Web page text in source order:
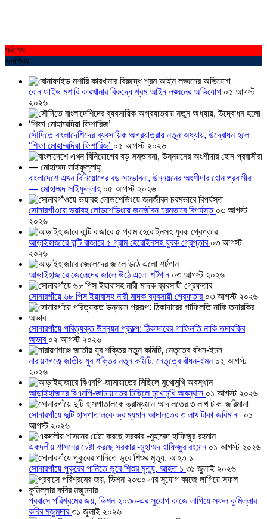
সর্বশেষ
জনপ্রিয়
বোনাফাইড মশারি কারখানার বিরুদ্ধে শ্রম আইন লঙ্ঘনের অভিযোগ ০৫ আগস্ট
২০২৬
সৌদিতে বাংলাদেশিদের ব্যবসায়িক অগ্রযাত্রায় নতুন অধ্যায়, উদ্বোধন হলো
‘শিফা মোহাম্মদিয়া ফিশারিজ’ ০৫ আগস্ট ২০২৬
বাংলাদেশে এখন বিনিয়োগের বড় সম্ভাবনা, উন্নয়নের অংশীদার হোন প্রবাসীরা
— মোহাম্মদ সাইফুল্লাহ্ ০৫ আগস্ট ২০২৬
সোনারগাঁওয়ে ভয়াবহ লোডশেডিংয়ে জনজীবন চরমভাবে বিপর্যস্ত ০৩ আগস্ট
২০২৬
আড়াইহাজারে বান্টি বাজারে ৫ গ্রাম হেরোইনসহ যুবক গ্রেপ্তার ০৩ আগস্ট
২০২৬
আড়াইহাজারে জেলেদের জালে উঠে এলো শর্টগান ০৩ আগস্ট ২০২৬
সোনারগাঁয়ে ৬৮ পিস ইয়াবাসহ নারী মাদক ব্যবসায়ী গ্রেফতার ০৩ আগস্ট ২০২৬
সোনারগাঁয়ে পরিত্যক্ত উন্নয়ন প্রকল্প: ঠিকাদারের গাফিলতি নাকি তদারকির
অভাব ০২ আগস্ট ২০২৬
নারায়ণগঞ্জে জাতীয় যুব শক্তির নতুন কমিটি, নেতৃত্বে বাঁধন-ইমন ০২ আগস্ট
২০২৬
আড়াইহাজারে বিএনপি-জামায়াতের মিছিলে মুখোমুখি অবস্থান ০১ আগস্ট ২০২৬
সোনারগাঁয়ে দুটি হাসপাতালকে ভ্রাম্যমান আদালতের ৩ লাখ টাকা জরিমানা ০১
আগস্ট ২০২৬
একদলীয় শাসনের চেষ্টা করছে সরকার -মুহাম্মদ হাফিজুর রহমান ০১ আগস্ট ২০২৬
সোনারগাঁয়ে পুকুরের পানিতে ডুবে শিশুর মৃত্যু, আহত ১ ৩১ জুলাই ২০২৬
প্রবাসে পরিশ্রমের জয়, ভিশন ২০৩০-এর সুযোগ কাজে লাগিয়ে সফল কুমিল্লার
কবির মজুমদার৩১ জুলাই ২০২৬